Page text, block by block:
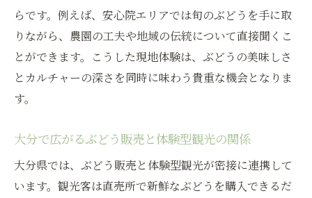
れ
旬のぶどう販売と食べ放題を賢く楽しむ方
家族で楽しむぶどう販売と食べ放題体験
ぶどう販売と食べ放題イベントの注目ポイ
ント
らです。例えば、安心院エリアでは旬のぶどうを手に取
りながら、農園の工夫や地域の伝統について直接聞くこ
とができます。こうした現地体験は、ぶどうの美味しさ
とカルチャーの深さを同時に味わう貴重な機会となりま
す。
大分で広がるぶどう販売と体験型観光の関係
大分県では、ぶどう販売と体験型観光が密接に連携して
います。観光客は直売所で新鮮なぶどうを購入できるだ